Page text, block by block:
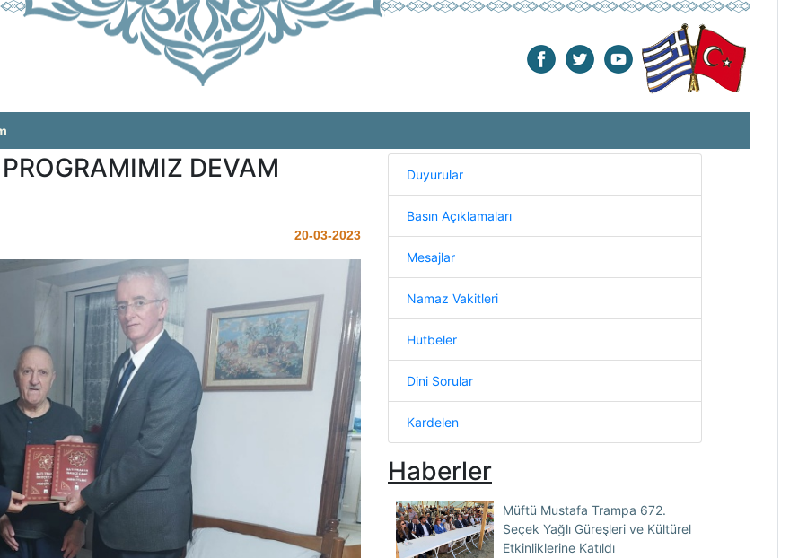
DEVAM
20-03-2023
Duyurular
Basın Açıklamaları
Mesajlar
Namaz Vakitleri
Hutbeler
Dini Sorular
Kardelen
Haberler
Müftü Mustafa Trampa 672.
Seçek Yağlı Güreşleri ve Kültürel
Etkinliklerine Katıldı